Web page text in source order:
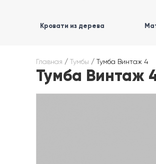
Кровати из дерева
Главная / Тумбы / Тумба Винтаж 4
Тумба Винтаж